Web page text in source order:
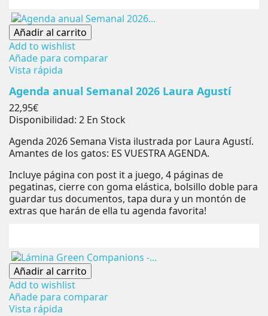
Añadir al carrito
Add to wishlist
Añade para comparar
Vista rápida
Agenda anual Semanal 2026 Laura Agustí
Precio
22,95€
Disponibilidad: 2 En Stock
Agenda 2026 Semana Vista ilustrada por Laura Agustí.
Amantes de los gatos: ES VUESTRA AGENDA.
Incluye página con post it a juego, 4 páginas de
pegatinas, cierre con goma elástica, bolsillo doble para
guardar tus documentos, tapa dura y un montón de
extras que harán de ella tu agenda favorita!
Añadir al carrito
Add to wishlist
Añade para comparar
Vista rápida